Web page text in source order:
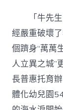
「牛先
經嚴重破壞
個躋身“萬萬
人立異之城”
長普惠托育
體化幼兒園